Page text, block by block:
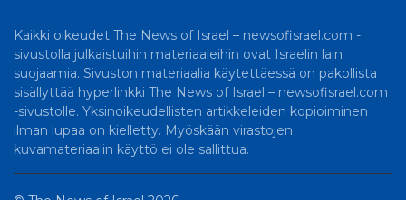
Kaikki oikeudet The News of Israel – newsofisrael.com -
sivustolla julkaistuihin materiaaleihin ovat Israelin lain
suojaamia. Sivuston materiaalia käytettäessä on pakollista
sisällyttää hyperlinkki The News of Israel – newsofisrael.com
-sivustolle. Yksinoikeudellisten artikkeleiden kopioiminen
ilman lupaa on kielletty. Myöskään virastojen
kuvamateriaalin käyttö ei ole sallittua.